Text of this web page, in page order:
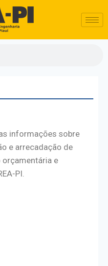
informações sobre
e arrecadação de
orçamentária e
PI.